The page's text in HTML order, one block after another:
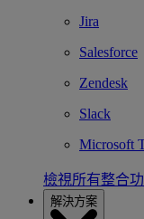
Jira
Salesforce
Zendesk
Slack
Microsoft
檢視所有整合
解決方案